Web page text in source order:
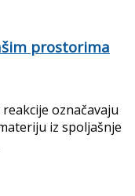
prostorima
označavaju
iz spoljašnje